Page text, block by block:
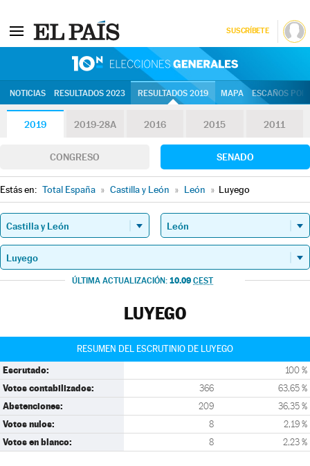
SUSCRÍBETE
NOTICIAS RESULTADOS 2023 RESULTADOS 2019 MAPA ESCAÑOS
2019 2019-28A 2016 2015 2011
CONGRESO SENADO
Estás en: Total España » Castilla y León » León » Luyego
ÚLTIMA ACTUALIZACIÓN: 10.09 CEST
LUYEGO
RESUMEN DEL ESCRUTINIO DE LUYEGO
Escrutado: 100 %
Votos contabilizados: 366 63,65 %
Abstenciones: 209 36,35 %
Votos nulos: 8 2,19 %
Votos en blanco: 8 2,23 %